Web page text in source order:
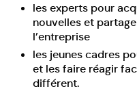
les experts pour
nouvelles et
l’entreprise
les jeunes cadres
et les faire réagir
différent.